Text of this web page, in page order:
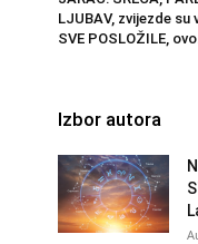
LJUBAV, zvijezde su
SVE POSLOŽILE,
Izbor autora